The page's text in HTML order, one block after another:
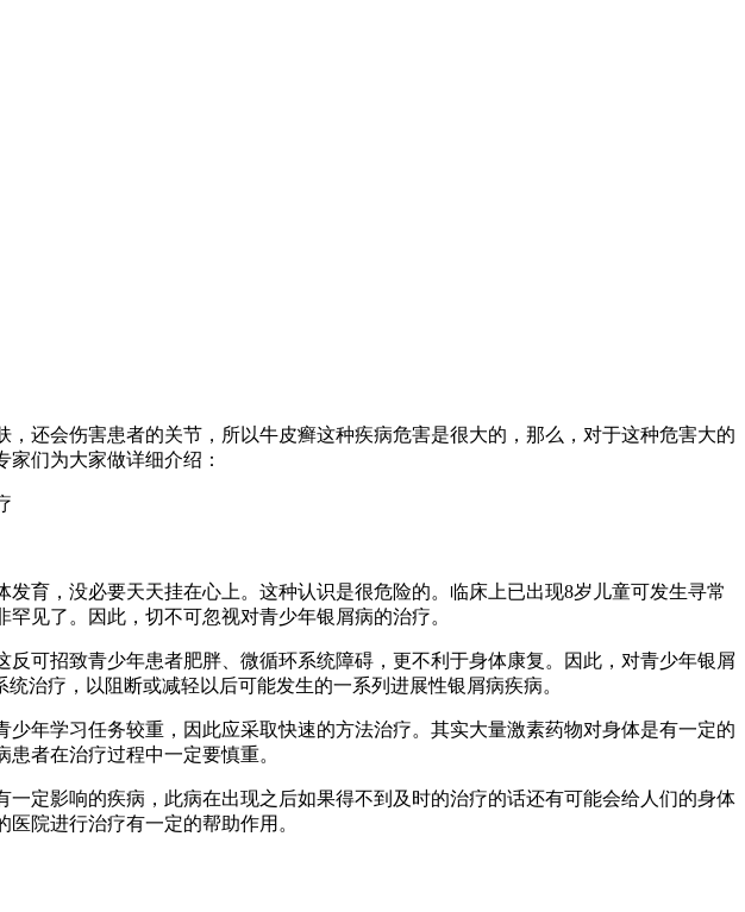
还会伤害患者的关节，所以牛皮癣这种疾病危害是很大的，那么，对于这种危害大的
家们为大家做详细介绍：
育，没必要天天挂在心上。这种认识是很危险的。临床上已出现8岁儿童可发生寻常
见了。因此，切不可忽视对青少年银屑病的治疗。
可招致青少年患者肥胖、微循环系统障碍，更不利于身体康复。因此，对青少年银屑
治疗，以阻断或减轻以后可能发生的一系列进展性银屑病疾病。
年学习任务较重，因此应采取快速的方法治疗。其实大量激素药物对身体是有一定的
者在治疗过程中一定要慎重。
定影响的疾病，此病在出现之后如果得不到及时的治疗的话还有可能会给人们的身体
院进行治疗有一定的帮助作用。